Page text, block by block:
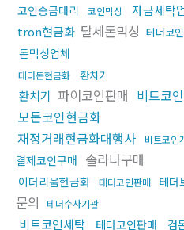
코인송금대리 코인믹싱 자금세탁
tron현금화 탈세돈믹싱 테더코
돈믹싱업체
테더돈현금화 환치기
환치기 파이코인판매 비트코
모든코인현금화
재정거래현금화대행사
비트코인
결제코인구매 솔라나구매
이더리움현금화 테더코인판매 테더
문의
테더수사기관
비트코인세탁 테더코인판매 검